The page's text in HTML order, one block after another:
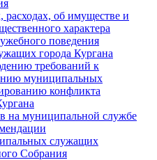
расходах, об имуществе и
характера
поведения
города Кургана
требований к
муниципальных
конфликта
на муниципальной службе
служащих
Cобрания